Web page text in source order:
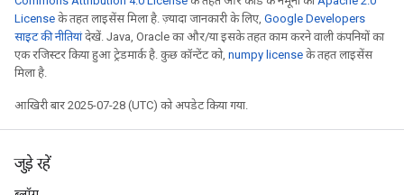
License के तहत लाइसेंस मिला है. ज़्यादा जानकारी के लिए, Google Developers
साइट की नीतियांदेखें. Java, Oracle का और/या इसके तहत काम करने वाली कंपनियों का
एक रजिस्टर किया हुआ ट्रेडमार्क है. कुछ कॉन्टेंट को, numpy license के तहत लाइसेंस
मिला है.
आखिरी बार 2025-07-28 (UTC) को अपडेट किया गया.
जुड़े रहें